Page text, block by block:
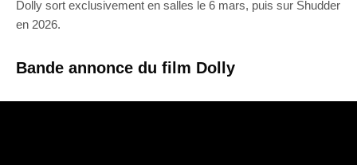
Dolly sort exclusivement en salles le 6 mars, puis sur Shudder
en 2026.
Bande annonce du film Dolly